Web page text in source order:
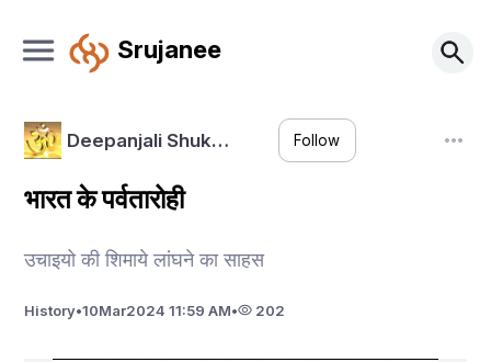
Srujanee
Deepanjali Shuk… Follow
भारत के पर्वतारोही
उचाइयो की शिमाये लांघने का साहस
History•10Mar2024 11:59 AM• 202